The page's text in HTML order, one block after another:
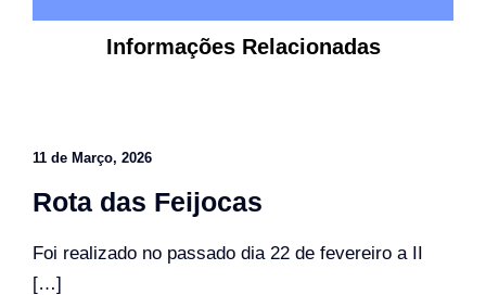
Informações Relacionadas
11 de Março, 2026
Rota das Feijocas
Foi realizado no passado dia 22 de fevereiro a II
[…]